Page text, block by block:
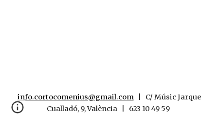
info.cortocomenius@gmail.com| C/ Músic Jarque
Cualladó, 9, València | 623 10 49 59